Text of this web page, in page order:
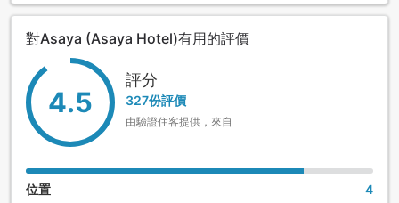
對Asaya (Asaya Hotel)有用的評價
4.5
評分
327份評價
由驗證住客提供，來自
位置 4